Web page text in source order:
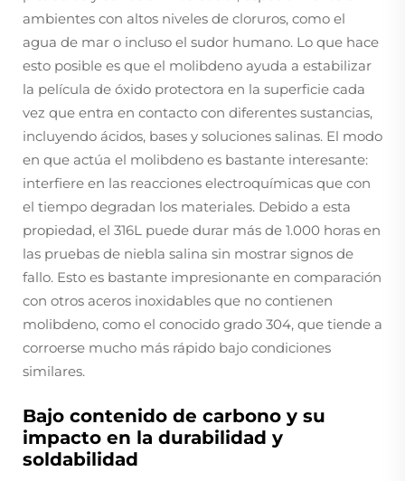
ambientes con altos niveles de cloruros, como el
agua de mar o incluso el sudor humano. Lo que hace
esto posible es que el molibdeno ayuda a estabilizar
la película de óxido protectora en la superficie cada
vez que entra en contacto con diferentes sustancias,
incluyendo ácidos, bases y soluciones salinas. El modo
en que actúa el molibdeno es bastante interesante:
interfiere en las reacciones electroquímicas que con
el tiempo degradan los materiales. Debido a esta
propiedad, el 316L puede durar más de 1.000 horas en
las pruebas de niebla salina sin mostrar signos de
fallo. Esto es bastante impresionante en comparación
con otros aceros inoxidables que no contienen
molibdeno, como el conocido grado 304, que tiende a
corroerse mucho más rápido bajo condiciones
similares.
Bajo contenido de carbono y su
impacto en la durabilidad y
soldabilidad